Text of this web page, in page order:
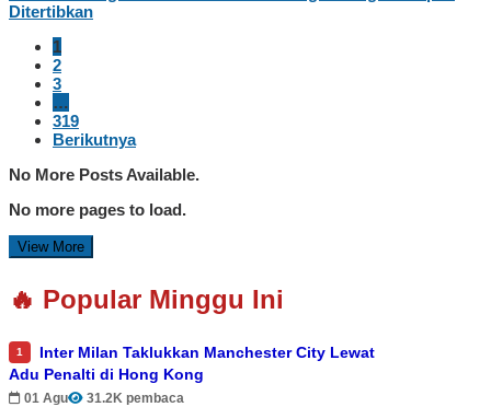
Ditertibkan
1
2
3
…
319
Berikutnya
No More Posts Available.
No more pages to load.
View More
🔥 Popular Minggu Ini
1
Inter Milan Taklukkan Manchester City Lewat
Adu Penalti di Hong Kong
01 Agu 31.2K pembaca